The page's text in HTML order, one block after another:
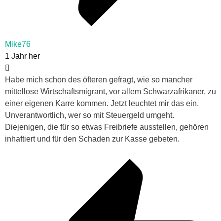
Mike76
1 Jahr her
Habe mich schon des öfteren gefragt, wie so mancher
mittellose Wirtschaftsmigrant, vor allem Schwarzafrikaner, zu
einer eigenen Karre kommen. Jetzt leuchtet mir das ein.
Unverantwortlich, wer so mit Steuergeld umgeht.
Diejenigen, die für so etwas Freibriefe ausstellen, gehören
inhaftiert und für den Schaden zur Kasse gebeten.